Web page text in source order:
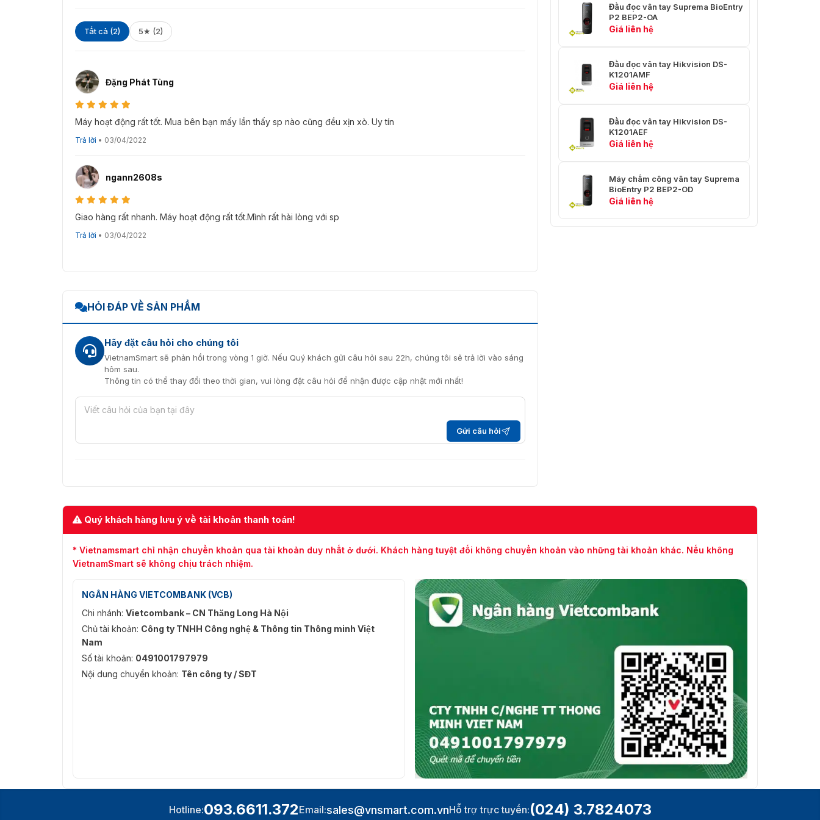
Đơn vị uy tín cung cấp máy đăng ký vân tay DS-K1F820-F chính hãng
VietnamSmart là đơn vị phân phối chính hãng sản phẩm đầu đọc vân tay DS-K1F820-F từ thương hiệu
Hikvision tại Việt Nam. Chúng tôi cam kết đảm bảo chất lượng sản phẩm và cung cấp chính sách ưu đãi
đặc biệt theo quy định của nhà sản xuất.
Liên hệ hotline 093.6611.372 để được tư vấn và hỗ trợ báo giá chi tiết về thông tin liên quan đến sản
phẩm !!!
DownloadDatasheet Hikvision DS-K1F820-F
Tất cả (2) 5★ (2)
Đặng Phát Tùng
Máy hoạt động rất tốt. Mua bên bạn mấy lần thấy sp nào cũng đều xịn xò. Uy tín
Trả lời • 03/04/2022
ngann2608s
Giao hàng rất nhanh. Máy hoạt động rất tốt.Mình rất hài lòng với sp
Trả lời • 03/04/2022
Đầu đọc vân tay Suprema BioEntry
P2 BEP2-OA
Giá liên hệ
Đầu đọc vân tay Hikvision DS-
K1201AMF
Giá liên hệ
Đầu đọc vân tay Hikvision DS-
K1201AEF
Giá liên hệ
Máy chấm công vân tay Suprema
BioEntry P2 BEP2-OD
Giá liên hệ
HỎI ĐÁP VỀ SẢN PHẨM
Hãy đặt câu hỏi cho chúng tôi
VietnamSmart sẽ phản hồi trong vòng 1 giờ. Nếu Quý khách gửi câu hỏi sau 22h, chúng tôi sẽ trả lời vào sáng
hôm sau.
Thông tin có thể thay đổi theo thời gian, vui lòng đặt câu hỏi để nhận được cập nhật mới nhất!
Gửi câu hỏi
Quý khách hàng lưu ý về tài khoản thanh toán!
* Vietnamsmart chỉ nhận chuyển khoản qua tài khoản duy nhất ở dưới. Khách hàng tuyệt đối không chuyển khoản vào những tài khoản khác. Nếu không
VietnamSmart sẽ không chịu trách nhiệm.
NGÂN HÀNG VIETCOMBANK (VCB)
Chi nhánh: Vietcombank – CN Thăng Long Hà Nội
Chủ tài khoản: Công ty TNHH Công nghệ & Thông tin Thông minh Việt
Nam
Số tài khoản: 0491001797979
Nội dung chuyển khoản: Tên công ty / SĐT
Hotline:093.6611.372Email:sales@vnsmart.com.vnHỗ trợ trực tuyến:(024) 3.7824073